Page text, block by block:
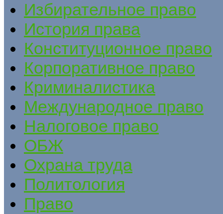
Избирательное право
История права
Конституционное право
Корпоративное право
Криминалистика
Международное право
Налоговое право
ОБЖ
Охрана труда
Политология
Право